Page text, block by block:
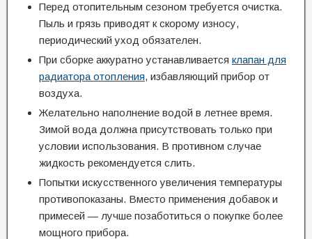
Перед отопительным сезоном требуется очистка.
Пыль и грязь приводят к скорому износу,
периодический уход обязателен.
При сборке аккуратно устанавливается клапан для
радиатора отопления, избавляющий прибор от
воздуха.
Желательно наполнение водой в летнее время.
Зимой вода должна присутствовать только при
условии использования. В противном случае
жидкость рекомендуется слить.
Попытки искусственного увеличения температуры
противопоказаны. Вместо применения добавок и
примесей — лучше позаботиться о покупке более
мощного прибора.